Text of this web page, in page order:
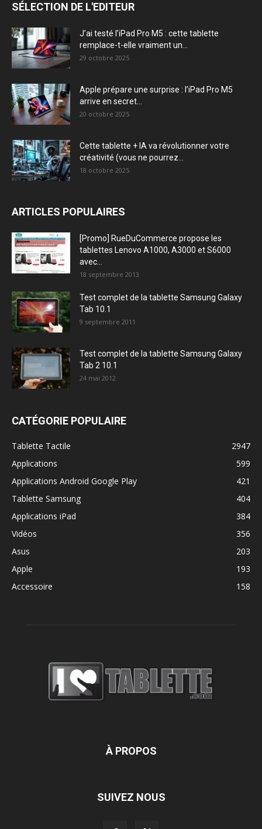
SÉLECTION DE L'EDITEUR
J’ai testé l’iPad Pro M5 : cette tablette
remplace-t-elle vraiment un...
29 octobre 2025
Apple prépare une surprise : l’iPad Pro M5
arrive en secret...
20 octobre 2025
Cette tablette + IA va révolutionner votre
créativité (vous ne pourrez...
18 octobre 2025
ARTICLES POPULAIRES
[Promo] RueDuCommerce propose les
tablettes Lenovo A1000, A3000 et S6000
avec...
18 septembre 2013
Test complet de la tablette Samsung Galaxy
Tab 10.1
9 septembre 2011
Test complet de la tablette Samsung Galaxy
Tab 2 10.1
24 mai 2012
CATÉGORIE POPULAIRE
Tablette Tactile
2947
Applications
599
Applications Android Google Play
421
Tablette Samsung
404
Applications iPad
384
Vidéos
356
Asus
203
Apple
193
Accessoire
158
À PROPOS
SUIVEZ NOUS